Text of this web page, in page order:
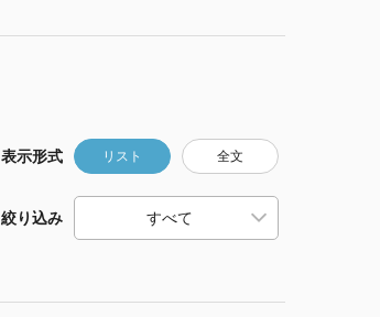
表示形式 リスト 全文
絞り込み